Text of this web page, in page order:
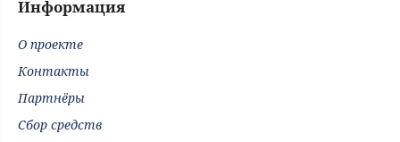
Информация
О проекте
Контакты
Партнёры
Сбор средств